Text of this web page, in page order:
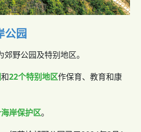
公园
野公园及特别地区。
和22个特别地区作保育、教育和康
岸保护区。